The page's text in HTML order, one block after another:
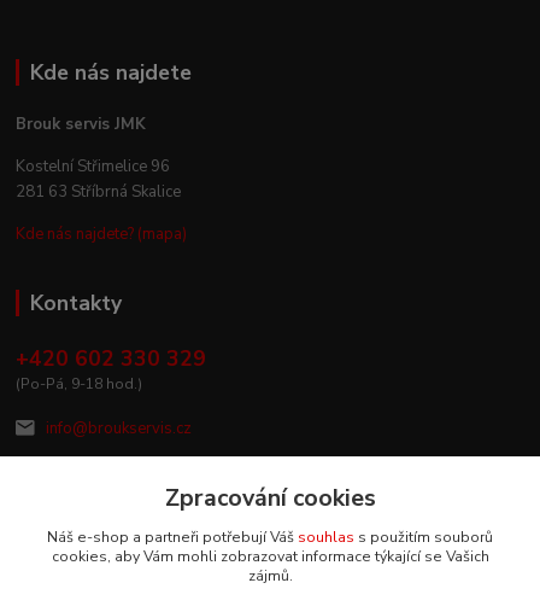
Kde nás najdete
Brouk servis JMK
Kostelní Střimelice 96
281 63 Stříbrná Skalice
Kde nás najdete? (mapa)
Kontakty
+420 602 330 329
(Po-Pá, 9-18 hod.)
info@broukservis.cz
Zpracování cookies
Náš e-shop a partneři potřebují Váš souhlas s použitím souborů
cookies, aby Vám mohli zobrazovat informace týkající se Vašich
zájmů.